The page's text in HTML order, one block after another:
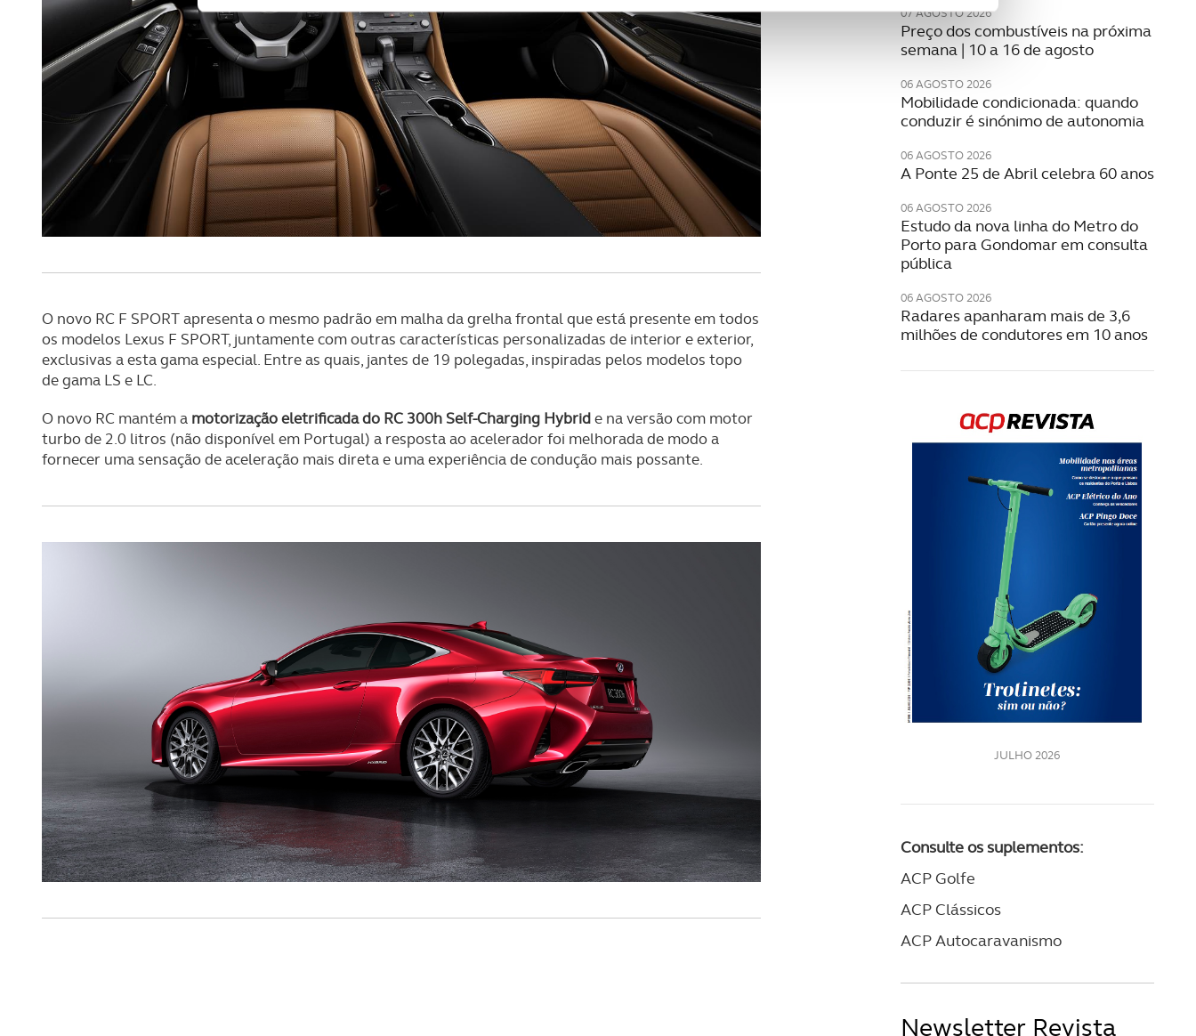
funcionalidades de redes sociais, bem como para analisar dados de navegação no nosso website.
Adicionalmente partilhamos informação, relativa à sua utilização do nosso site de publicidade e de análise, com parceiros
e organizações na UE e em países terceiros.
O ACP garantirá que as transferências internacionais de dados pessoais serão realizadas apenas com o seu
consentimento e quando tal se afigure estritamente necessário no contexto dos serviços a prestar.
Realçamos que o bloqueio de certo tipo de Cookies e tecnologias similares pode ter impacto na sua experiência de
navegação no Website e nos serviços disponibilizados.
O novo RC F SPORT apresenta o mesmo padrão em malha da grelha frontal que está presente em todos
os modelos Lexus F SPORT, juntamente com outras características personalizadas de interior e exterior,
exclusivas a esta gama especial. Entre as quais, jantes de 19 polegadas, inspiradas pelos modelos topo
de gama LS e LC.
O novo RC mantém a motorização eletrificada do RC 300h Self-Charging Hybride na versão com motor
turbo de 2.0 litros (não disponível em Portugal) a resposta ao acelerador foi melhorada de modo a
fornecer uma sensação de aceleração mais direta e uma experiência de condução mais possante.
07 AGOSTO 2026
Preço dos combustíveis na próxima
semana | 10 a 16 de agosto
06 AGOSTO 2026
Mobilidade condicionada: quando
conduzir é sinónimo de autonomia
06 AGOSTO 2026
A Ponte 25 de Abril celebra 60 anos
06 AGOSTO 2026
Estudo da nova linha do Metro do
Porto para Gondomar em consulta
pública
06 AGOSTO 2026
Radares apanharam mais de 3,6
milhões de condutores em 10 anos
JULHO 2026
Consulte os suplementos:
ACP Golfe
ACP Clássicos
ACP Autocaravanismo
Newsletter Revista